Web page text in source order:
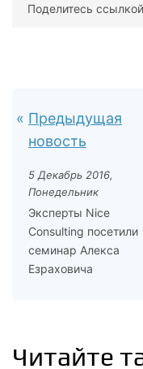
Поделитесь
Предыдущая
новость
5 Декабрь 2016,
Понедельник
Эксперты Nice
Consulting посетили
семинар Алекса
Езраховича
Читайте